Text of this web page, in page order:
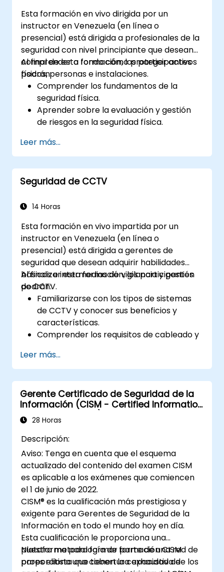
Esta formación en vivo dirigida por un
instructor en Venezuela (en línea o
presencial) está dirigida a profesionales de la
seguridad con nivel principiante que desean
comprender a fondo cómo proteger activos
físicos, personas e instalaciones.
Al final de esta formación, los participantes
podrán:
Comprender los fundamentos de la
seguridad física.
Aprender sobre la evaluación y gestión
de riesgos en la seguridad física.
de seguridad física.
Comprender la integración de la
seguridad física con otros dominios de la
seguridad.
implementar planes efectivos de
Leer más...
Seguridad de CCTV
14 Horas
Esta formación en vivo impartida por un
instructor en Venezuela (en línea o
presencial) está dirigida a gerentes de
seguridad que desean adquirir habilidades
básicas e intermedias de vigilancia y gestión
de CCTV.
Al finalizar esta formación, los participantes
podrán:
Familiarizarse con los tipos de sistemas
de CCTV y conocer sus beneficios y
características.
Comprender los requisitos de cableado y
Instalar, configurar y gestionar sistemas
de CCTV.
Leer más...
Gerente Certificado de Seguridad de la
Información (CISM - Certified Information
Security Manager)
28 Horas
Descripción:
Aviso: Tenga en cuenta que el esquema
actualizado del contenido del examen CISM
es aplicable a los exámenes que comiencen
el 1 de junio de 2022.
CISM® es la cualificación más prestigiosa y
exigente para Gerentes de Seguridad de la
Información en todo el mundo hoy en día.
Esta cualificación le proporciona una
plataforma para formar parte de una red de
pares elitista que tienen la capacidad de
Nuestra metodología de formación CISM
proporciona una cobertura exhaustiva de los